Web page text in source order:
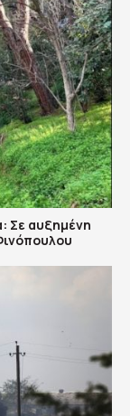
Σε αυξημένη